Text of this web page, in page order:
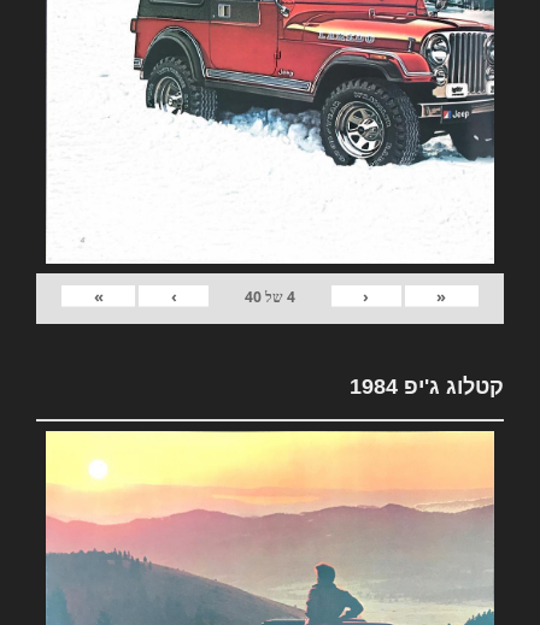
«
‹
4של40
›
»
קטלוג ג'יפ 1984